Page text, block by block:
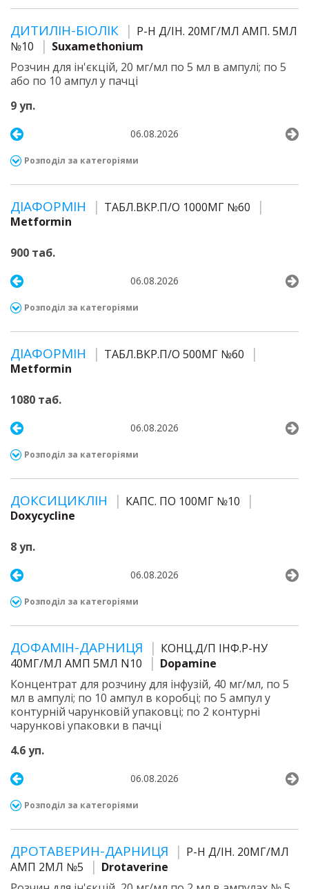
ДИТИЛІН-БІОЛІК
Р-Н Д/ІН. 20МГ/МЛ АМП. 5МЛ
№10
Suxamethonium
Розчин для ін'єкцій, 20 мг/мл по 5 мл в ампулі; по 5
або по 10 ампул у пачці
9 уп.
06.08.2026
Розподіл за категоріями
ДІАФОРМІН
ТАБЛ.ВКР.П/О 1000МГ №60
Metformin
900 таб.
06.08.2026
Розподіл за категоріями
ДІАФОРМІН
ТАБЛ.ВКР.П/О 500МГ №60
Metformin
1080 таб.
06.08.2026
Розподіл за категоріями
ДОКСИЦИКЛІН
КАПС. ПО 100МГ №10
Doxycycline
8 уп.
06.08.2026
Розподіл за категоріями
ДОФАМІН-ДАРНИЦЯ
КОНЦ.Д/П ІНФ.Р-НУ
40МГ/МЛ АМП 5МЛ N10
Dopamine
Концентрат для розчину для інфузій, 40 мг/мл, по 5
мл в ампулі; по 10 ампул в коробці; по 5 ампул у
контурній чарунковій упаковці; по 2 контурні
чарункові упаковки в пачці
4.6 уп.
06.08.2026
Розподіл за категоріями
ДРОТАВЕРИН-ДАРНИЦЯ
Р-Н Д/ІН. 20МГ/МЛ
АМП 2МЛ №5
Drotaverine